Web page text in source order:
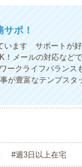
ポ！
います サポートが
メールの対応など
ークライフバランス
が豊富なテンプスタ
#週3日以上在宅